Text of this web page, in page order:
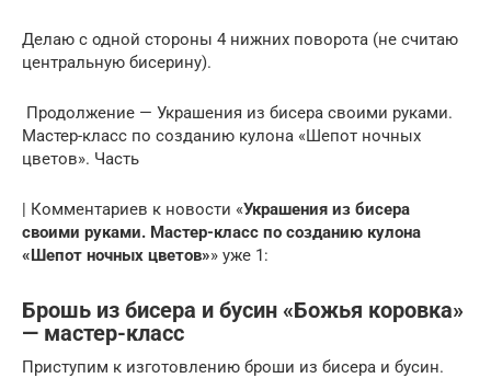
Делаю с одной стороны 4 нижних поворота (не считаю
центральную бисерину).
Продолжение — Украшения из бисера своими руками.
Мастер-класс по созданию кулона «Шепот ночных
цветов». Часть
| Комментариев к новости «Украшения из бисера
своими руками. Мастер-класс по созданию кулона
«Шепот ночных цветов»» уже 1:
Брошь из бисера и бусин «Божья коровка»
— мастер-класс
Приступим к изготовлению броши из бисера и бусин.